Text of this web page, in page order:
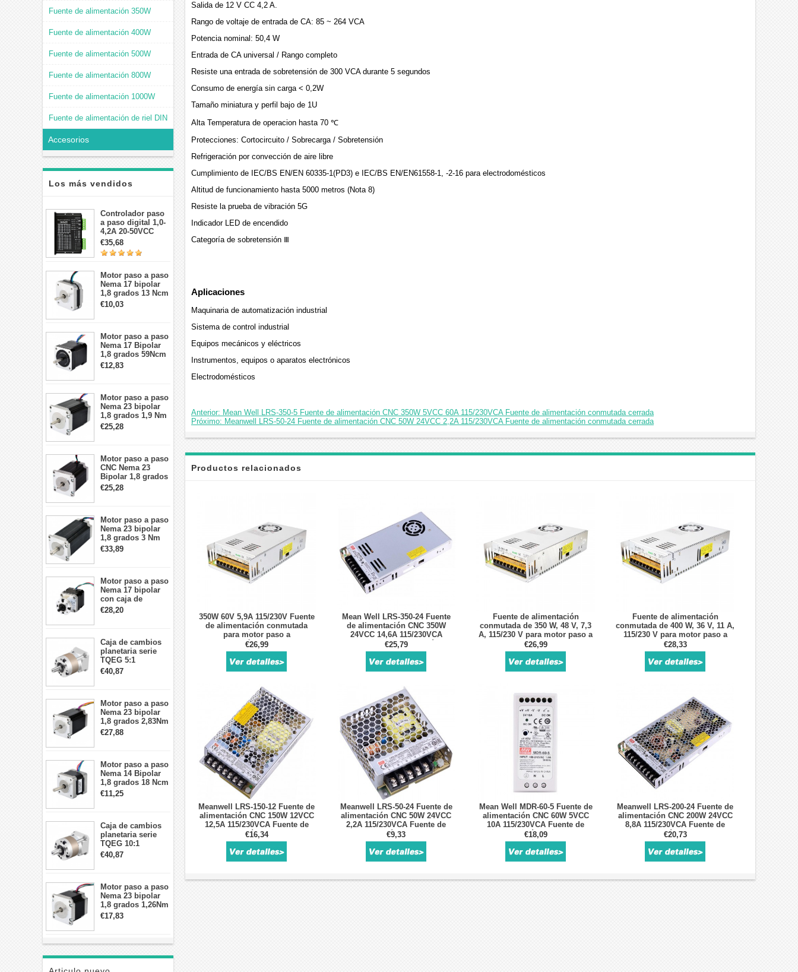
Fuente de alimentación 350W
Fuente de alimentación 400W
Fuente de alimentación 500W
Fuente de alimentación 800W
Fuente de alimentación 1000W
Fuente de alimentación de riel DIN
Accesorios
Los más vendidos
Controlador paso
a paso digital 1,0-
4,2A 20-50VCC
para motor paso a
paso Nema 17, 23,
24
€35,68
Motor paso a paso
Nema 17 bipolar
1,8 grados 13 Ncm
1A 3,5 V
42x42x20mm 4
€10,03
Motor paso a paso
Nema 17 Bipolar
1,8 grados 59Ncm
2A 42x48mm 4
cables compatible
€12,83
Motor paso a paso
Nema 23 bipolar
1,8 grados 1,9 Nm
2,8 A 3,2 V
57x57x76mm 4
€25,28
Motor paso a paso
CNC Nema 23
Bipolar 1,8 grados
1,9 Nm 3A 3,36 V
57x57x76mm 4
€25,28
Motor paso a paso
Nema 23 bipolar
1,8 grados 3 Nm
4,2A 57x57x114mm
motor paso a paso
€33,89
Motor paso a paso
Nema 17 bipolar
con caja de
cambios planetaria
5:1 longitud 33mm
Robot CNC DIY
€28,20
Caja de cambios
planetaria serie
TQEG 5:1
contragolpe 15
arcmin para motor
€40,87
Motor paso a paso
Nema 23 bipolar
1,8 grados 2,83Nm
4A 2,26 V
57x57x84mm 8
€27,88
Motor paso a paso
Nema 14 Bipolar
1,8 grados 18 Ncm
0,8 A 5,74 V 35 x
35 x 34 mm 4
€11,25
Caja de cambios
planetaria serie
TQEG 10:1
contragolpe 15
arcmin para motor
€40,87
Motor paso a paso
Nema 23 bipolar
1,8 grados 1,26Nm
2,8A 2,5V
57x57x56mm 4
€17,83
Salida de 12 V CC 4,2 A.
Rango de voltaje de entrada de CA: 85 ~ 264 VCA
Potencia nominal: 50,4 W
Entrada de CA universal / Rango completo
Resiste una entrada de sobretensión de 300 VCA durante 5 segundos
Consumo de energía sin carga < 0,2W
Tamaño miniatura y perfil bajo de 1U
Alta Temperatura de operacion hasta 70 ℃
Protecciones: Cortocircuito / Sobrecarga / Sobretensión
Refrigeración por convección de aire libre
Cumplimiento de IEC/BS EN/EN 60335-1(PD3) e IEC/BS EN/EN61558-1, -2-16 para electrodomésticos
Altitud de funcionamiento hasta 5000 metros (Nota 8)
Resiste la prueba de vibración 5G
Indicador LED de encendido
Categoría de sobretensión Ⅲ
Aplicaciones
Maquinaria de automatización industrial
Sistema de control industrial
Equipos mecánicos y eléctricos
Instrumentos, equipos o aparatos electrónicos
Electrodomésticos
Anterior: Mean Well LRS-350-5 Fuente de alimentación CNC 350W 5VCC 60A 115/230VCA Fuente de alimentación conmutada cerrada
Próximo: Meanwell LRS-50-24 Fuente de alimentación CNC 50W 24VCC 2,2A 115/230VCA Fuente de alimentación conmutada cerrada
Productos relacionados
350W 60V 5,9A 115/230V Fuente
de alimentación conmutada
para motor paso a
paso/máquinas CNC
€26,99
Mean Well LRS-350-24 Fuente
de alimentación CNC 350W
24VCC 14,6A 115/230VCA
Fuente de alimentación
conmutada cerrada
€25,79
Fuente de alimentación
conmutada de 350 W, 48 V, 7,3
A, 115/230 V para motor paso a
paso CNC/sistema de
servomotor
€26,99
Fuente de alimentación
conmutada de 400 W, 36 V, 11 A,
115/230 V para motor paso a
paso CNC/sistema de
servomotor
€28,33
Meanwell LRS-150-12 Fuente de
alimentación CNC 150W 12VCC
12,5A 115/230VCA Fuente de
alimentación conmutada
cerrada
€16,34
Meanwell LRS-50-24 Fuente de
alimentación CNC 50W 24VCC
2,2A 115/230VCA Fuente de
alimentación conmutada
cerrada
€9,33
Mean Well MDR-60-5 Fuente de
alimentación CNC 60W 5VCC
10A 115/230VCA Fuente de
alimentación de riel DIN
€18,09
Meanwell LRS-200-24 Fuente de
alimentación CNC 200W 24VCC
8,8A 115/230VCA Fuente de
alimentación conmutada
cerrada
€20,73